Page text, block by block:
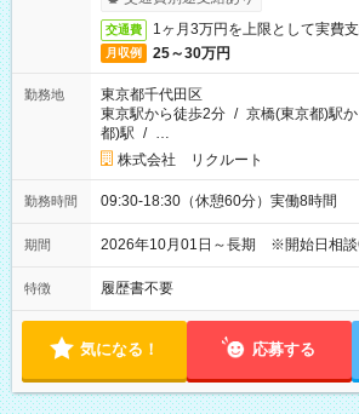
交通費 1ヶ月3万円を上限として実費
月収例 25～30万円
勤務地
東京都千代田区
東京駅から徒歩2分 / 京橋(東京都)駅
都)駅 / …
株式会社 リクルート
勤務時間 09:30-18:30（休憩60分）実働8時間
期間 2026年10月01日～長期 ※開始日相
特徴 履歴書不要
気になる！ 応募する